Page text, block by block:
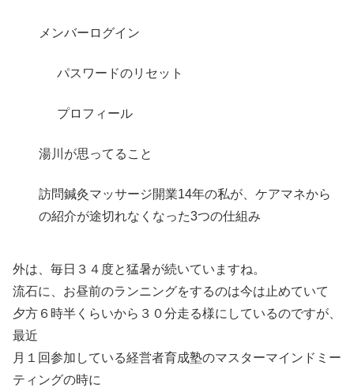
メンバーログイン
パスワードのリセット
プロフィール
湯川が思ってること
訪問鍼灸マッサージ開業14年の私が、ケアマネから
の紹介が途切れなくなった3つの仕組み
外は、毎日３４度と猛暑が続いていますね。
流石に、お昼前のランニングをするのは今は止めていて
夕方６時半くらいから３０分走る様にしているのですが、
最近
月１回参加している経営者育成塾のマスターマインドミー
ティングの時に